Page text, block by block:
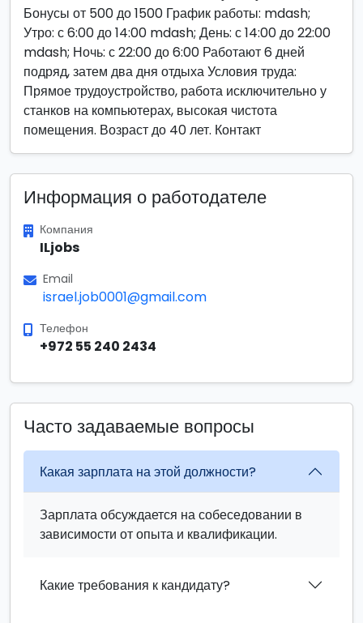
Бонусы от 500 до 1500 График работы: mdash;
Утро: с 6:00 до 14:00 mdash; День: с 14:00 до 22:00
mdash; Ночь: с 22:00 до 6:00 Работают 6 дней
подряд, затем два дня отдыха Условия труда:
Прямое трудоустройство, работа исключительно у
станков на компьютерах, высокая чистота
помещения. Возраст до 40 лет. Контакт
Информация о работодателе
Компания
ILjobs
Email
israel.job0001@gmail.com
Телефон
+972 55 240 2434
Часто задаваемые вопросы
Какая зарплата на этой должности?
Зарплата обсуждается на собеседовании в
зависимости от опыта и квалификации.
Какие требования к кандидату?